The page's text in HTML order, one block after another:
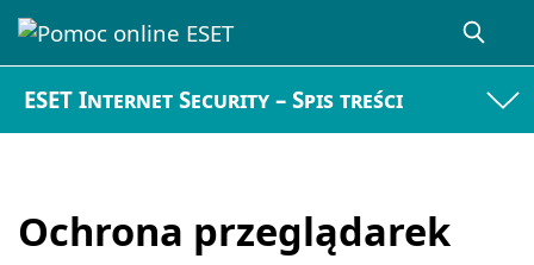
ESET Internet Security – Spis treści
Ochrona przeglądarek